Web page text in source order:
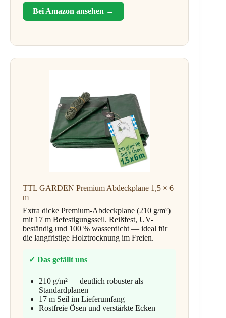
Bei Amazon ansehen →
TTL GARDEN Premium Abdeckplane 1,5 × 6
m
Extra dicke Premium-Abdeckplane (210 g/m²)
mit 17 m Befestigungsseil. Reißfest, UV-
beständig und 100 % wasserdicht — ideal für
die langfristige Holztrocknung im Freien.
✓ Das gefällt uns
210 g/m² — deutlich robuster als
Standardplanen
17 m Seil im Lieferumfang
Rostfreie Ösen und verstärkte Ecken